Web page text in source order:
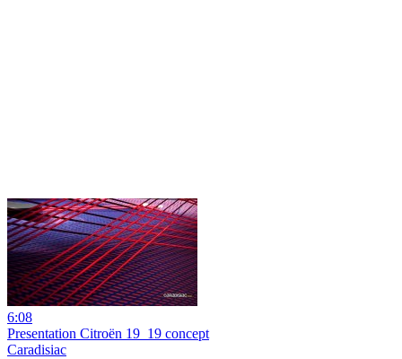
6:08
Presentation Citroën 19_19 concept
Caradisiac